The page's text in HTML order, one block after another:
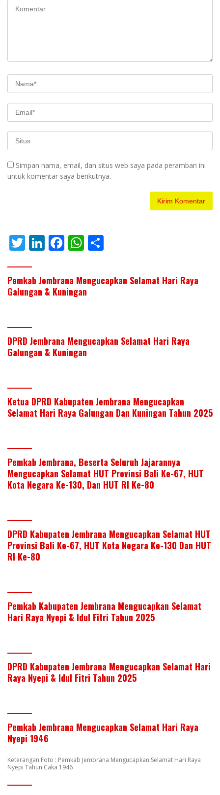
Simpan nama, email, dan situs web saya pada peramban ini
untuk komentar saya berikutnya.
T
itt
er
Li
k
e
F
e
b
k
W
at
s
p
ar
e
Pemkab Jembrana Mengucapkan Selamat Hari Raya
Galungan & Kuningan
DPRD Jembrana Mengucapkan Selamat Hari Raya
Galungan & Kuningan
Ketua DPRD Kabupaten Jembrana Mengucapkan
Selamat Hari Raya Galungan Dan Kuningan Tahun 2025
Pemkab Jembrana, Beserta Seluruh Jajarannya
Mengucapkan Selamat HUT Provinsi Bali Ke-67, HUT
Kota Negara Ke-130, Dan HUT RI Ke-80
DPRD Kabupaten Jembrana Mengucapkan Selamat HUT
Provinsi Bali Ke-67, HUT Kota Negara Ke-130 Dan HUT
RI Ke-80
Pemkab Kabupaten Jembrana Mengucapkan Selamat
Hari Raya Nyepi & Idul Fitri Tahun 2025
DPRD Kabupaten Jembrana Mengucapkan Selamat Hari
Raya Nyepi & Idul Fitri Tahun 2025
Pemkab Jembrana Mengucapkan Selamat Hari Raya
Nyepi 1946
Keterangan Foto : Pemkab Jembrana Mengucapkan Selamat Hari Raya
Nyepi Tahun Caka 1946